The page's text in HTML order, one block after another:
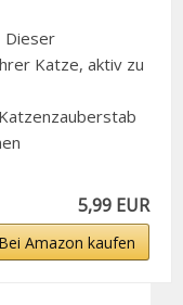
Dieser
Katze, aktiv zu
5,99 EUR
Amazon kaufen